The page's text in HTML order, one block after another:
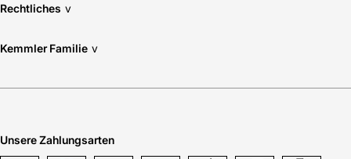
Rechtliches v
Kemmler Familie v
Unsere Zahlungsarten